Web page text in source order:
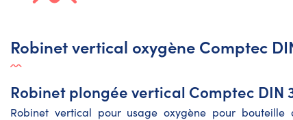
Robinet vertical oxygène Comptec
Robinet plongée vertical Comptec DIN
Robinet vertical pour usage oxygène pour